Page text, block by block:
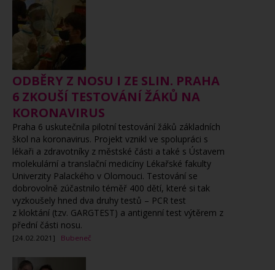
ODBĚRY Z NOSU I ZE SLIN. PRAHA
6 ZKOUŠÍ TESTOVÁNÍ ŽÁKŮ NA
KORONAVIRUS
Praha 6 uskutečnila pilotní testování žáků základních
škol na koronavirus. Projekt vznikl ve spolupráci s
lékaři a zdravotníky z městské části a také s Ústavem
molekulární a translační medicíny Lékařské fakulty
Univerzity Palackého v Olomouci. Testování se
dobrovolně zúčastnilo téměř 400 dětí, které si tak
vyzkoušely hned dva druhy testů – PCR test
z kloktání (tzv. GARGTEST) a antigenní test výtěrem z
přední části nosu.
[24.02.2021] Bubeneč